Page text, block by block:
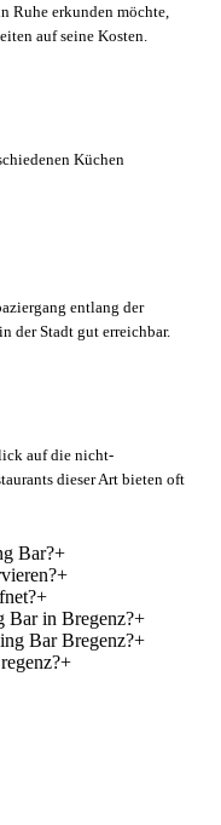
Ruhe erkunden möchte,
auf seine Kosten.
Küchen
entlang der
der Stadt gut erreichbar.
auf die nicht-
dieser Art bieten oft
Bar?+
+
+
Bar in Bregenz?+
Bar Bregenz?+
+